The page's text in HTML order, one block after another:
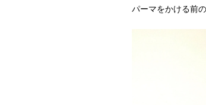
パーマをかける前